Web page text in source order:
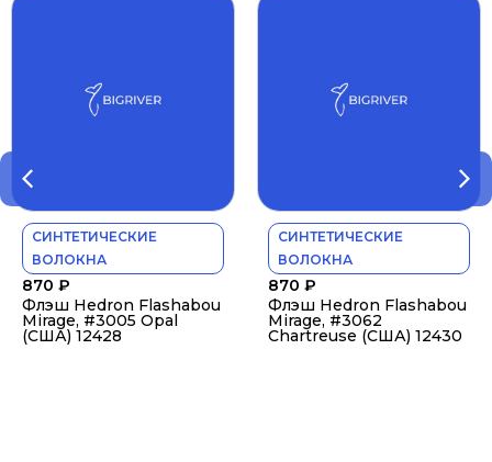
СИНТЕТИЧЕСКИЕ
ВОЛОКНА
870 ₽
Флэш Hedron Flashabou
Mirage, #3005 Opal
(США) 12428
СИНТЕТИЧЕСКИЕ
ВОЛОКНА
870 ₽
Флэш Hedron Flashabou
Mirage, #3062
Chartreuse (США) 12430